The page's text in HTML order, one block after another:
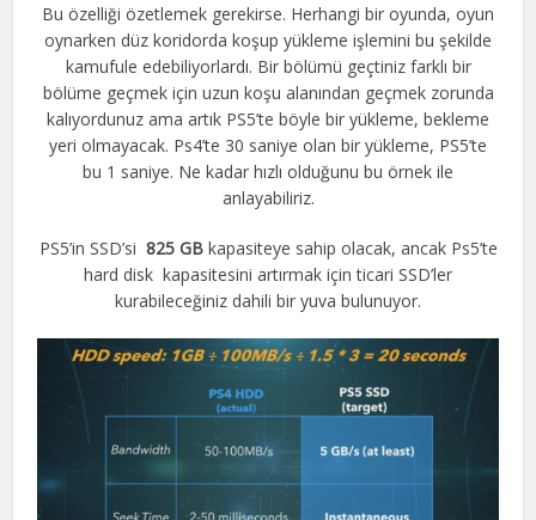
Bu özelliği özetlemek gerekirse. Herhangi bir oyunda, oyun
oynarken düz koridorda koşup yükleme işlemini bu şekilde
kamufule edebiliyorlardı. Bir bölümü geçtiniz farklı bir
bölüme geçmek için uzun koşu alanından geçmek zorunda
kalıyordunuz ama artık PS5’te böyle bir yükleme, bekleme
yeri olmayacak. Ps4’te 30 saniye olan bir yükleme, PS5’te
bu 1 saniye. Ne kadar hızlı olduğunu bu örnek ile
anlayabiliriz.
PS5’in SSD’si 825 GBkapasiteye sahip olacak, ancak Ps5’te
hard disk kapasitesini artırmak için ticari SSD’ler
kurabileceğiniz dahili bir yuva bulunuyor.